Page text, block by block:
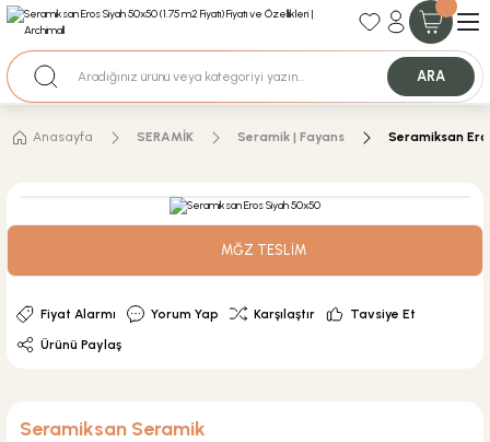
35+ Yıllık Tecrübe
Nakit Ödemeli Özel Fiyatlar için Bizden Teklif Alabilirsiniz.
ARA
Anasayfa SERAMİK Seramik | Fayans Seramiksan
MĞZ TESLİM
Fiyat Alarmı Yorum Yap Karşılaştır
Tavsiye Et
Ürünü Paylaş
Seramiksan Seramik